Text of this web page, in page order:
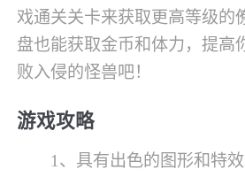
戏通关关卡来获取更高等级的
盘也能获取金币和体力，提高
败入侵的怪兽吧！
游戏攻略
1、具有出色的图形和特